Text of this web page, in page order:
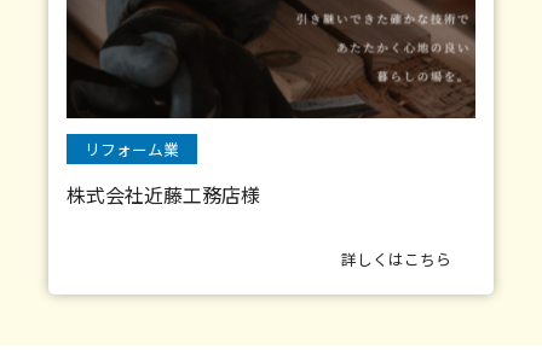
リフォーム業
株式会社近藤工務店様
詳しくはこちら